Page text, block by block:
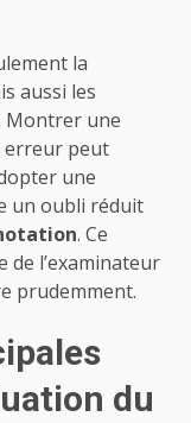
la
aussi les
Montrer une
erreur peut
une
un oubli réduit
. Ce
de l’examinateur
prudemment.
du